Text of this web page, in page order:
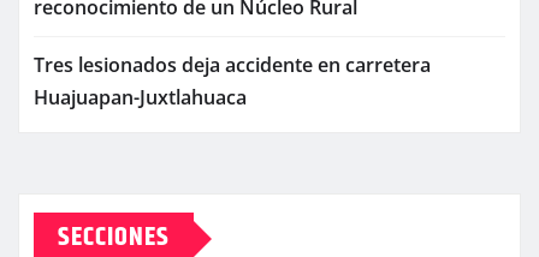
reconocimiento de un Núcleo Rural
Tres lesionados deja accidente en carretera
Huajuapan-Juxtlahuaca
SECCIONES